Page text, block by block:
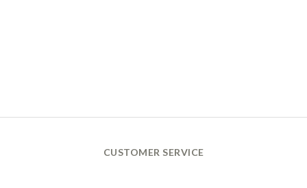
CUSTOMER SERVICE